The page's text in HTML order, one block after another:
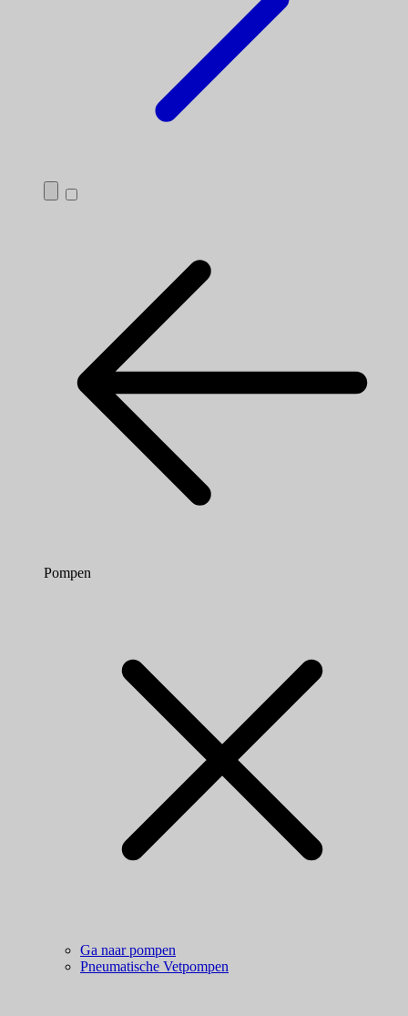
Pompen
Ga naar pompen
Pneumatische Vetpompen